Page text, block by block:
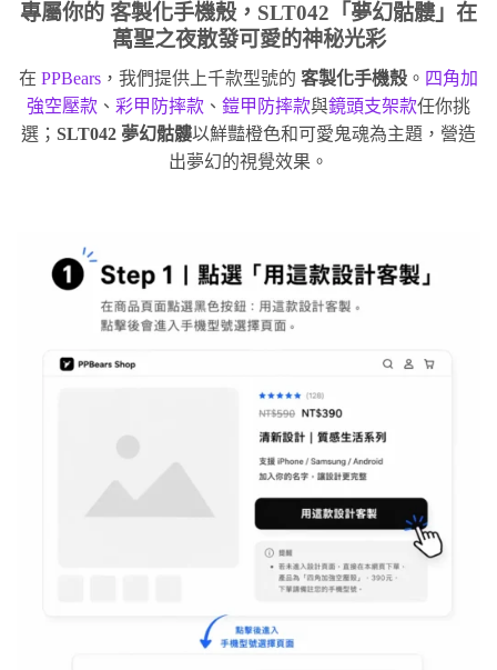
專屬你的 客製化手機殼，SLT042「夢幻骷髏」在
萬聖之夜散發可愛的神秘光彩
在 PPBears ，我們提供上千款型號的 客製化手機殼 。 四角加
強空壓款 、 彩甲防摔款 、 鎧甲防摔款與鏡頭支架款任你挑
選； SLT042 夢幻骷髏以鮮豔橙色和可愛鬼魂為主題，營造
出夢幻的視覺效果。